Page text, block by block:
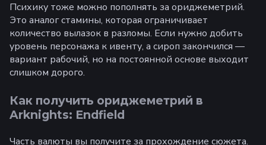
Психику тоже можно пополнять за ориджеметрий.
Это аналог стамины, которая ограничивает
количество вылазок в разломы. Если нужно добить
уровень персонажа к ивенту, а сироп закончился —
вариант рабочий, но на постоянной основе выходит
слишком дорого.
Как получить ориджеметрий в
Arknights: Endfield
Часть валюты вы получите за прохождение сюжета.